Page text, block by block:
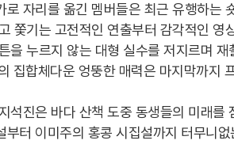
로 자리를 옮긴 멤버들은 최근 유행하는
쫓기는 고전적인 연출부터 감각적인 영
을 누르지 않는 대형 실수를 저지르며
집합체다운 엉뚱한 매력은 마지막까지
석진은 바다 산책 도중 동생들의 미래를
부터 이미주의 홍콩 시집설까지 터무니